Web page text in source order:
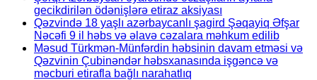
gecikdirilən ödənişlərə etiraz aksiyası
Qəzvində 18 yaşlı azərbaycanlı şagird Şəqayiq Əfşar
Nəcəfi 9 il həbs və əlavə cəzalara məhkum edilib
Məsud Türkmən-Münfərdin həbsinin davam etməsi və
Qəzvinin Çubinəndər həbsxanasında işgəncə və
məcburi etirafla bağlı narahatlıq